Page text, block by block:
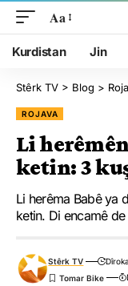
Aa
Kurdistan Jin
Stêrk TV > Blog >
ROJAVA
Li
ketin: 3
Li herêma Babê ya
ketin. Di encamê
Stêrk TV